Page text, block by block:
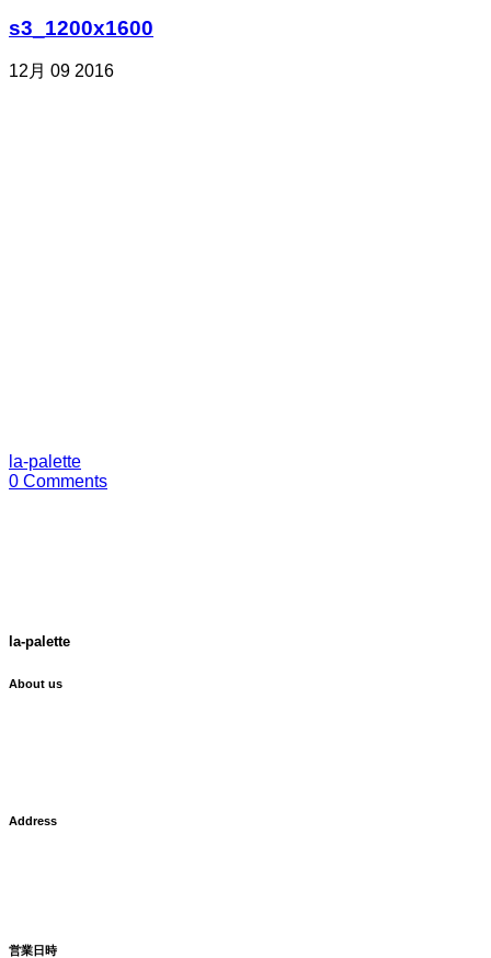
s3_1200x1600
12月 09 2016
la-palette
0 Comments
la-palette
About us
Address
営業日時